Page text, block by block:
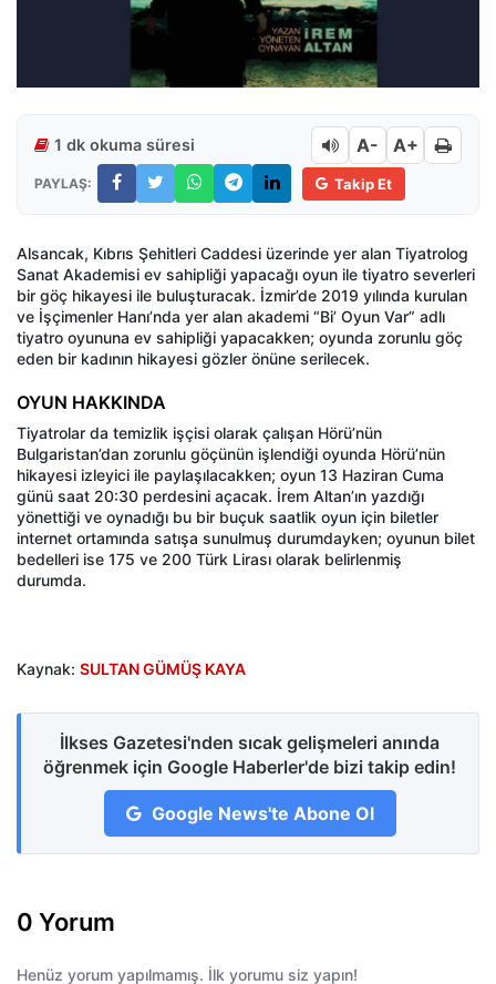
1 dk okuma süresi A- A+
PAYLAŞ: Takip Et
Alsancak, Kıbrıs Şehitleri Caddesi üzerinde yer alan Tiyatrolog
Sanat Akademisi ev sahipliği yapacağı oyun ile tiyatro severleri
bir göç hikayesi ile buluşturacak. İzmir’de 2019 yılında kurulan
ve İşçimenler Hanı’nda yer alan akademi “Bi’ Oyun Var” adlı
tiyatro oyununa ev sahipliği yapacakken; oyunda zorunlu göç
eden bir kadının hikayesi gözler önüne serilecek.
OYUN HAKKINDA
Tiyatrolar da temizlik işçisi olarak çalışan Hörü’nün
Bulgaristan’dan zorunlu göçünün işlendiği oyunda Hörü’nün
hikayesi izleyici ile paylaşılacakken; oyun 13 Haziran Cuma
günü saat 20:30 perdesini açacak. İrem Altan’ın yazdığı
yönettiği ve oynadığı bu bir buçuk saatlik oyun için biletler
internet ortamında satışa sunulmuş durumdayken; oyunun bilet
bedelleri ise 175 ve 200 Türk Lirası olarak belirlenmiş
durumda.
Kaynak: SULTAN GÜMÜŞ KAYA
İlkses Gazetesi'nden sıcak gelişmeleri anında
öğrenmek için Google Haberler'de bizi takip edin!
Google News'te Abone Ol
0 Yorum
Henüz yorum yapılmamış. İlk yorumu siz yapın!